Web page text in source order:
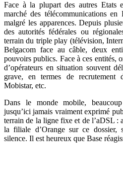
Face à la plupart des autres Etats
marché des télécommunications en
malgré les apparences. Depuis
des autorités fédérales ou
terrain du triple play (télévision,
Belgacom face au câble, deux
pouvoirs publics. Face à ces entités,
d’opérateurs en situation souvent
grave, en termes de
Mobistar, etc.
Dans le monde mobile,
jusqu’ici jamais vraiment exprimé
terrain de la ligne fixe et de l’aDSL :
la filiale d’Orange sur ce dossier,
silence. Il est heureux que Base